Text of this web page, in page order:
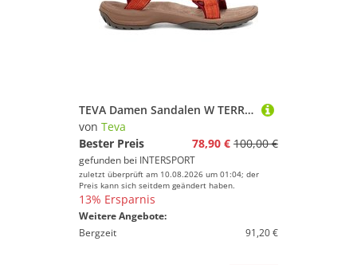
TEVA Damen Sandalen W TERRA FI LITE SUEDE
von Teva
Bester Preis
78,90 € 100,00 €
gefunden bei INTERSPORT
zuletzt überprüft am 10.08.2026 um 01:04; der
Preis kann sich seitdem geändert haben.
13% Ersparnis
Weitere Angebote:
Bergzeit
91,20 €